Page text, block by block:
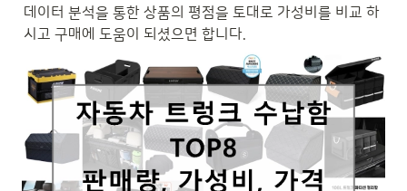
데이터 분석을 통한 상품의 평점을 토대로 가성비를 비교 하
시고 구매에 도움이 되셨으면 합니다.